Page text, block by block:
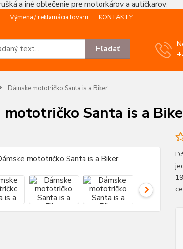
a iné oblečenie pre motorkárov a autíčkarov.
Výmena / reklamácia tovaru KONTAKTY
Hľadať
Dámske mototričko Santa is a Biker
mototričko Santa is a